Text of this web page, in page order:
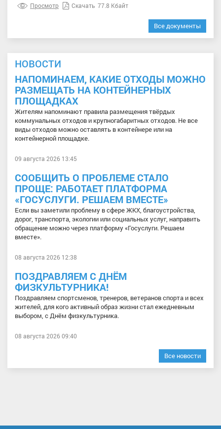
Просмотр Скачать 77.8 Кбайт
Все документы
НОВОСТИ
НАПОМИНАЕМ, КАКИЕ ОТХОДЫ МОЖНО
РАЗМЕЩАТЬ НА КОНТЕЙНЕРНЫХ
ПЛОЩАДКАХ
Жителям напоминают правила размещения твёрдых
коммунальных отходов и крупногабаритных отходов. Не все
виды отходов можно оставлять в контейнере или на
контейнерной площадке.
09 августа 2026 13:45
СООБЩИТЬ О ПРОБЛЕМЕ СТАЛО
ПРОЩЕ: РАБОТАЕТ ПЛАТФОРМА
«ГОСУСЛУГИ. РЕШАЕМ ВМЕСТЕ»
Если вы заметили проблему в сфере ЖКХ, благоустройства,
дорог, транспорта, экологии или социальных услуг, направить
обращение можно через платформу «Госуслуги. Решаем
вместе».
08 августа 2026 12:38
ПОЗДРАВЛЯЕМ С ДНЁМ
ФИЗКУЛЬТУРНИКА!
Поздравляем спортсменов, тренеров, ветеранов спорта и всех
жителей, для кого активный образ жизни стал ежедневным
выбором, с Днём физкультурника.
08 августа 2026 09:40
Все новости